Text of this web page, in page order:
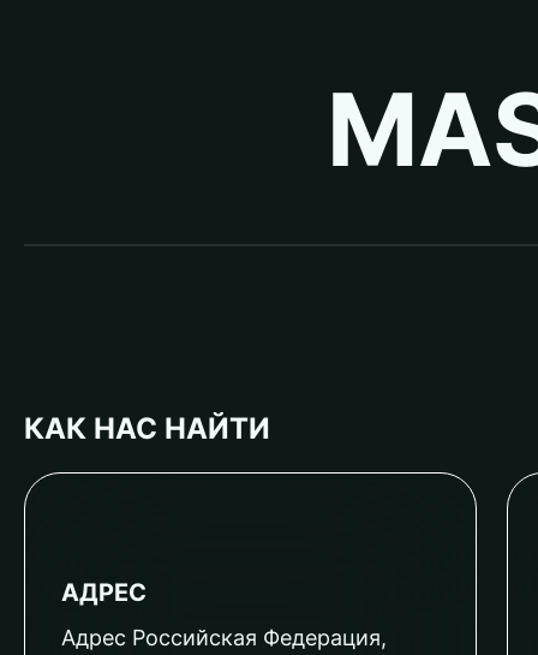
КАК НАС НАЙТИ
АДРЕС
Адрес Российская Федерация,